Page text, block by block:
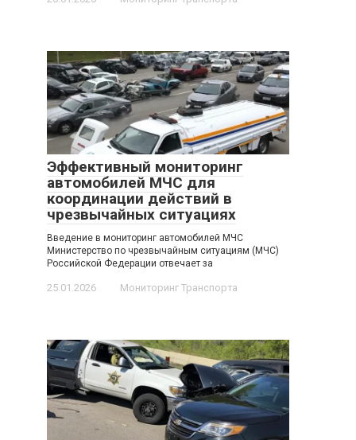
Эффективный мониторинг
автомобилей МЧС для
координации действий в
чрезвычайных ситуациях
Введение в мониторинг автомобилей МЧС
Министерство по чрезвычайным ситуациям (МЧС)
Российской Федерации отвечает за
25.01.2026 Мониторинг Транспорта